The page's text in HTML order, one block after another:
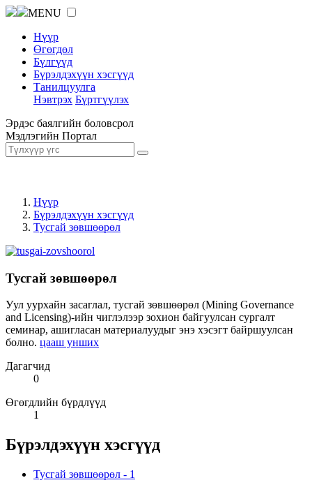
MENU
Нүүр
Өгөгдөл
Бүлгүүд
Бүрэлдэхүүн хэсгүүд
Танилцуулга
Нэвтрэх Бүртгүүлэх
Эрдэс баялгийн боловсрол
Мэдлэгийн Портал
Нүүр
Бүрэлдэхүүн хэсгүүд
Тусгай зөвшөөрөл
Тусгай зөвшөөрөл
Уул уурхайн засаглал, тусгай зөвшөөрөл (Mining Governance
and Licensing)-ийн чиглэлээр зохион байгуулсан сургалт
семинар, ашигласан материалуудыг энэ хэсэгт байршуулсан
болно. цааш унших
Дагагчид
0
Өгөгдлийн бүрдлүүд
1
Бүрэлдэхүүн хэсгүүд
Тусгай зөвшөөрөл - 1